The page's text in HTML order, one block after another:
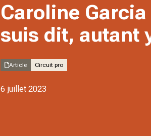
Caroline
suis dit, autant
Article Circuit pro
6 juillet 2023